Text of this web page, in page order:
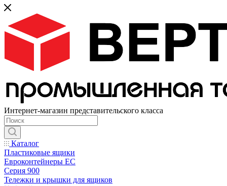
Интернет-магазин представительского класса
Каталог
Пластиковые ящики
Евроконтейнеры ЕС
Серия 900
Тележки и крышки для ящиков